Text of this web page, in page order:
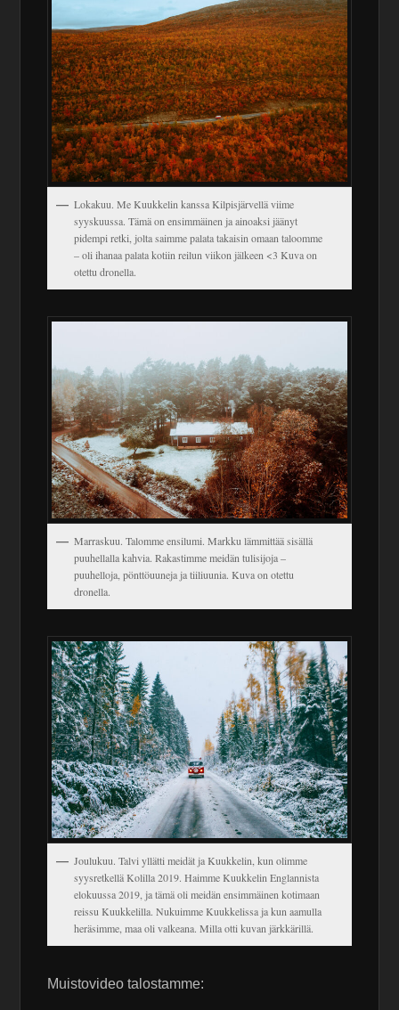
Lokakuu. Me Kuukkelin kanssa Kilpisjärvellä viime
syyskuussa. Tämä on ensimmäinen ja ainoaksi jäänyt
pidempi retki, jolta saimme palata takaisin omaan taloomme
– oli ihanaa palata kotiin reilun viikon jälkeen <3 Kuva on
otettu dronella.
Marraskuu. Talomme ensilumi. Markku lämmittää sisällä
puuhellalla kahvia. Rakastimme meidän tulisijoja –
puuhelloja, pönttöuuneja ja tiiliuunia. Kuva on otettu
dronella.
Joulukuu. Talvi yllätti meidät ja Kuukkelin, kun olimme
syysretkellä Kolilla 2019. Haimme Kuukkelin Englannista
elokuussa 2019, ja tämä oli meidän ensimmäinen kotimaan
reissu Kuukkelilla. Nukuimme Kuukkelissa ja kun aamulla
heräsimme, maa oli valkeana. Milla otti kuvan järkkärillä.
Muistovideo talostamme: